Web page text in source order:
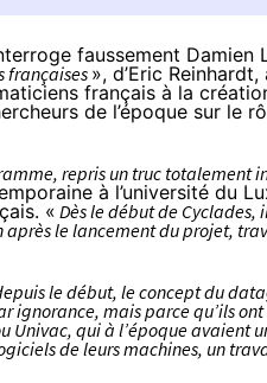
faussement Damien
françaises », d’Eric
français à la
de l’époque sur le
repris un truc totalement
à l’université du
« Dès le début de Cyclades,
après le lancement du projet,
le début, le concept du
ignorance, mais parce qu’ils
Univac, qui à l’époque avaient
de leurs machines, un